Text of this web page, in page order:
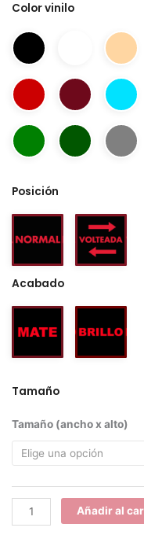
Color vinilo
Posición
Acabado
Tamaño
Tamaño (ancho x alto)
Bonsai
cantidad
Añadir al